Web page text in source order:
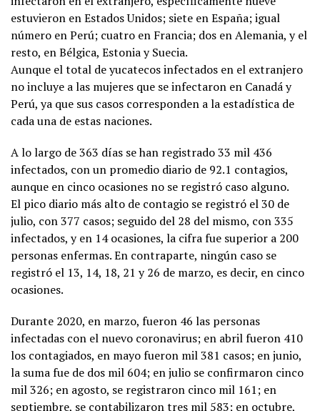
estuvieron en Estados Unidos; siete en España; igual
número en Perú; cuatro en Francia; dos en Alemania, y el
resto, en Bélgica, Estonia y Suecia.
Aunque el total de yucatecos infectados en el extranjero
no incluye a las mujeres que se infectaron en Canadá y
Perú, ya que sus casos corresponden a la estadística de
cada una de estas naciones.
A lo largo de 363 días se han registrado 33 mil 436
infectados, con un promedio diario de 92.1 contagios,
aunque en cinco ocasiones no se registró caso alguno.
El pico diario más alto de contagio se registró el 30 de
julio, con 377 casos; seguido del 28 del mismo, con 335
infectados, y en 14 ocasiones, la cifra fue superior a 200
personas enfermas. En contraparte, ningún caso se
registró el 13, 14, 18, 21 y 26 de marzo, es decir, en cinco
ocasiones.
Durante 2020, en marzo, fueron 46 las personas
infectadas con el nuevo coronavirus; en abril fueron 410
los contagiados, en mayo fueron mil 381 casos; en junio,
la suma fue de dos mil 604; en julio se confirmaron cinco
mil 326; en agosto, se registraron cinco mil 161; en
septiembre, se contabilizaron tres mil 583; en octubre,